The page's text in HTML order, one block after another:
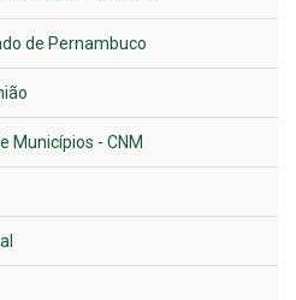
de Pernambuco
Municípios - CNM